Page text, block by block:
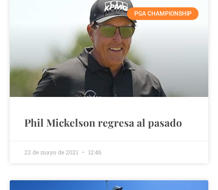
PGA CHAMPIONSHIP
Phil Mickelson regresa al pasado
22 de mayo de 2021 12:46